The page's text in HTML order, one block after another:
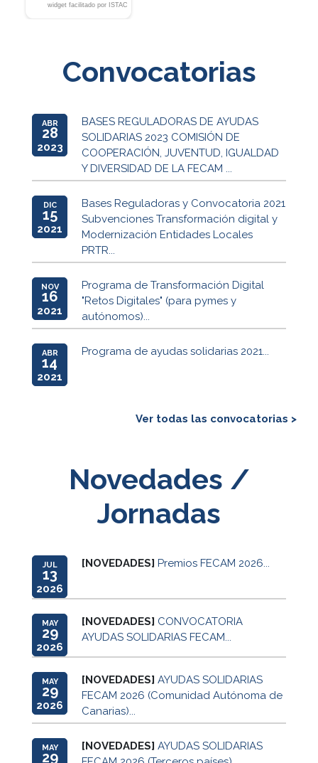
widget facilitado por ISTAC
Convocatorias
ABR
28
2023
BASES REGULADORAS DE AYUDAS
SOLIDARIAS 2023 COMISIÓN DE
COOPERACIÓN, JUVENTUD, IGUALDAD
Y DIVERSIDAD DE LA FECAM ...
DIC
15
2021
Bases Reguladoras y Convocatoria 2021
Subvenciones Transformación digital y
Modernización Entidades Locales
PRTR...
NOV
16
2021
Programa de Transformación Digital
"Retos Digitales" (para pymes y
autónomos)...
ABR
14
2021
Programa de ayudas solidarias 2021...
Ver todas las convocatorias >
Novedades /
Jornadas
JUL
13
2026
[NOVEDADES] Premios FECAM 2026...
MAY
29
2026
[NOVEDADES] CONVOCATORIA
AYUDAS SOLIDARIAS FECAM...
MAY
29
2026
[NOVEDADES] AYUDAS SOLIDARIAS
FECAM 2026 (Comunidad Autónoma de
Canarias)...
MAY
29
[NOVEDADES] AYUDAS SOLIDARIAS